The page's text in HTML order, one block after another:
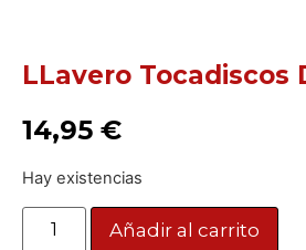
LLavero Tocadiscos
14,95 €
Hay existencias
Añadir al carrito